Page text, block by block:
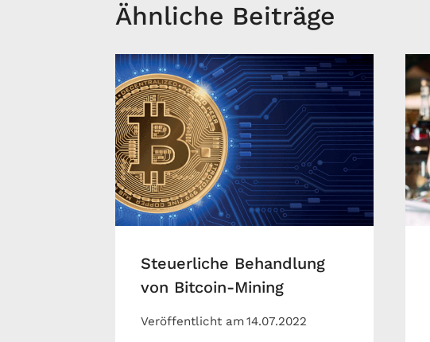
Ähnliche Beiträge
Steuerliche Behandlung
von Bitcoin-Mining
Veröffentlicht am14.07.2022